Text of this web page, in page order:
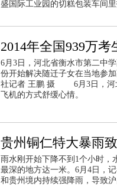
盛国际工业园的切糕包装车间
2014年全国939万
6月3日，河北省衡水市第二中
份开始解决随迁子女在当地参
社记者 王鹏 摄 6月3日，河
飞机的方式舒缓心情。
贵州铜仁特大暴雨
雨水刚开始下降不到1个小时，
最深的地方达一米。6月4日，
和贵州境内持续强降雨，导致